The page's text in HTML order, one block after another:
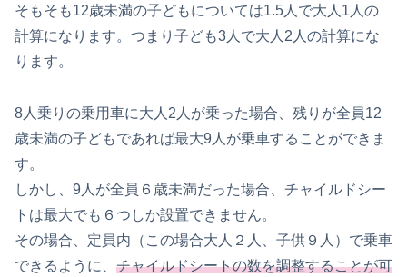
そもそも12歳未満の子どもについては1.5人で大人1人の
計算になります。つまり子ども3人で大人2人の計算にな
ります。
8人乗りの乗用車に大人2人が乗った場合、残りが全員12
歳未満の子どもであれば最大9人が乗車することができま
す。
しかし、9人が全員６歳未満だった場合、チャイルドシー
トは最大でも６つしか設置できません。
その場合、定員内（この場合大人２人、子供９人）で乗車
できるように、 チャイルドシートの数を調整することが可